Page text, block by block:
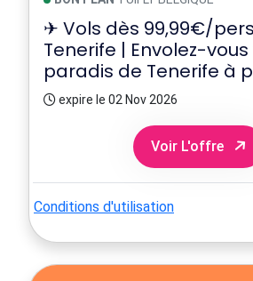
✈ Vols dès 99,99€/
Tenerife | Envolez-
paradis de Tenerife à
expire le 02 Nov 2026
Voir L'offre
Conditions d'utilisation